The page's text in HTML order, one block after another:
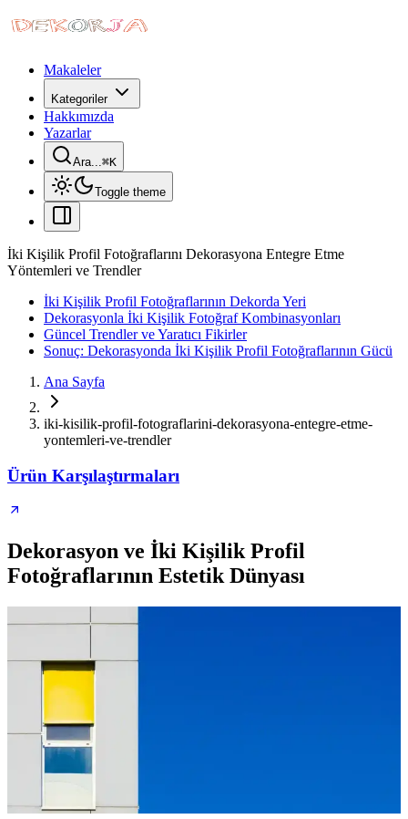
Makaleler
Kategoriler
Hakkımızda
Yazarlar
Ara...⌘K
Toggle theme
İki Kişilik Profil Fotoğraflarını Dekorasyona Entegre Etme
Yöntemleri ve Trendler
İki Kişilik Profil Fotoğraflarının Dekorda Yeri
Dekorasyonla İki Kişilik Fotoğraf Kombinasyonları
Güncel Trendler ve Yaratıcı Fikirler
Sonuç: Dekorasyonda İki Kişilik Profil Fotoğraflarının Gücü
Ana Sayfa
iki-kisilik-profil-fotograflarini-dekorasyona-entegre-etme-
yontemleri-ve-trendler
Ürün Karşılaştırmaları
Dekorasyon ve İki Kişilik Profil
Fotoğraflarının Estetik Dünyası